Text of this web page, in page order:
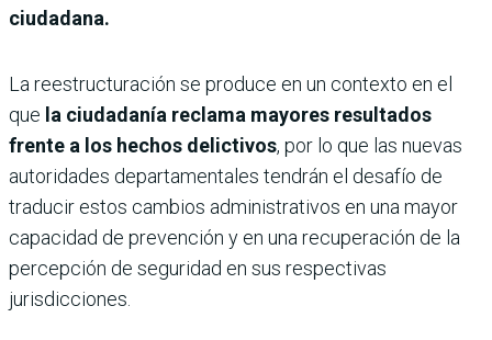
ciudadana.
La reestructuración se produce en un contexto en el
que la ciudadanía reclama mayores resultados
frente a los hechos delictivos, por lo que las nuevas
autoridades departamentales tendrán el desafío de
traducir estos cambios administrativos en una mayor
capacidad de prevención y en una recuperación de la
percepción de seguridad en sus respectivas
jurisdicciones.